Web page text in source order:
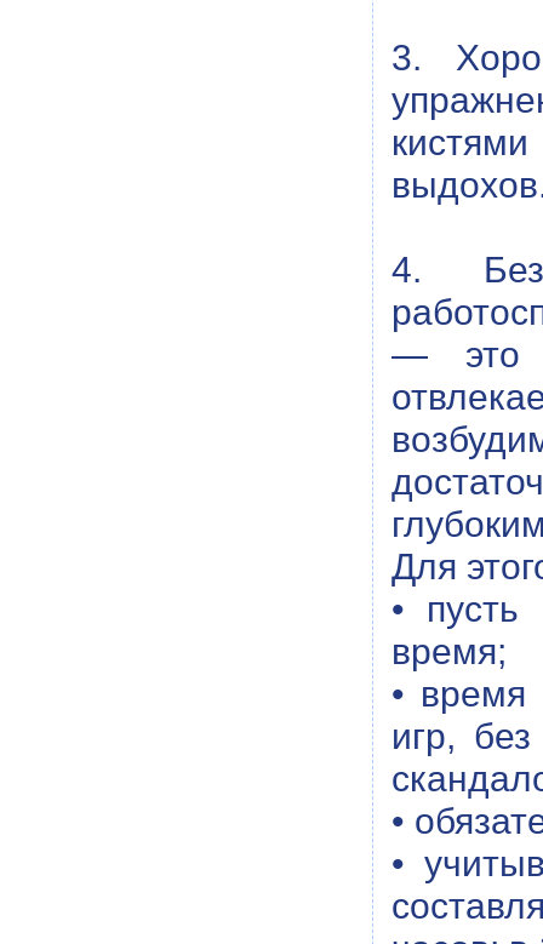
3.
4. Без
— это
Для
•
время;
•
игр,
•
•